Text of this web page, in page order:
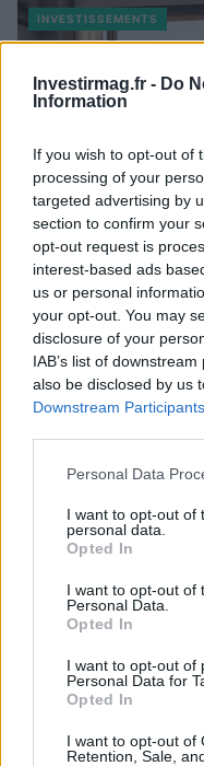
Investirmag.fr - Do
Information
If you wish to opt-out of
processing of your
targeted advertising by
section to confirm your
opt-out request is
interest-based ads
us or personal
your opt-out. You may
disclosure of your
IAB’s list of
also be disclosed by us
Downstream Participants
Please note that this
not limited to your visit
grant or deny consent
use your data for below
consent section.
Personal Data
I want to opt-out of
personal data.
Opted In
I want to opt-out of
Personal Data.
Opted In
I want to opt-out of
Personal Data for
Opted In
I want to opt-out of
Retention, Sale,
INVESTISSEMENTS
Investir dans les
en 2026 ?
Thomas Lefevre · 6 Août 2026
durables